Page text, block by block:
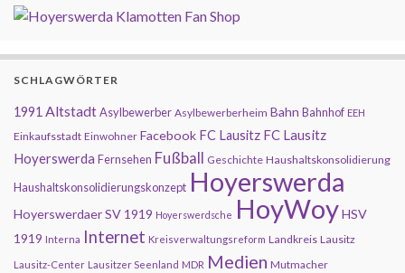
SCHLAGWÖRTER
1991 AltstadtAsylbewerber Asylbewerberheim Bahn Bahnhof EEH
Einkaufsstadt Einwohner Facebook FC Lausitz FC Lausitz
Hoyerswerda Fernsehen Fußball Geschichte Haushaltskonsolidierung
Haushaltskonsolidierungskonzept Hoyerswerda
Hoyerswerdaer SV 1919 Hoyerswerdsche HoyWoyHSV
1919 Interna Internet Kreisverwaltungsreform Landkreis Lausitz
Lausitz-Center Lausitzer Seenland MDR Medien Mutmacher